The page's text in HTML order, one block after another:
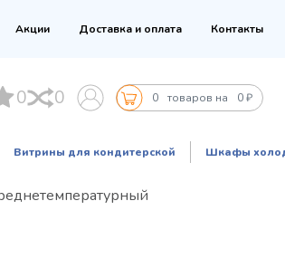
Акции Доставка и оплата Контакты
0 0 0 товаров на 0 ₽
Витрины для кондитерской Шкафы